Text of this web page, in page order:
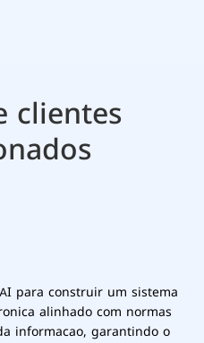
clientes
para construir um sistema
alinhado com normas
informacao, garantindo o